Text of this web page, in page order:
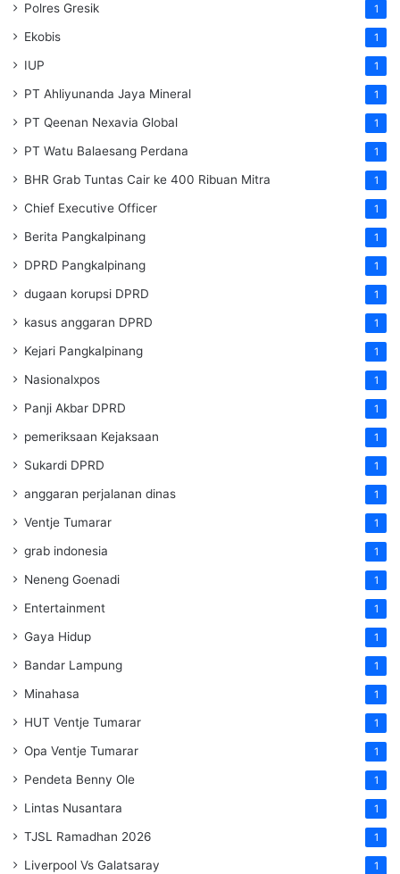
Polres Gresik 1
Ekobis 1
IUP 1
PT Ahliyunanda Jaya Mineral 1
PT Qeenan Nexavia Global 1
PT Watu Balaesang Perdana 1
BHR Grab Tuntas Cair ke 400 Ribuan Mitra 1
Chief Executive Officer 1
Berita Pangkalpinang 1
DPRD Pangkalpinang 1
dugaan korupsi DPRD 1
kasus anggaran DPRD 1
Kejari Pangkalpinang 1
Nasionalxpos 1
Panji Akbar DPRD 1
pemeriksaan Kejaksaan 1
Sukardi DPRD 1
anggaran perjalanan dinas 1
Ventje Tumarar 1
grab indonesia 1
Neneng Goenadi 1
Entertainment 1
Gaya Hidup 1
Bandar Lampung 1
Minahasa 1
HUT Ventje Tumarar 1
Opa Ventje Tumarar 1
Pendeta Benny Ole 1
Lintas Nusantara 1
TJSL Ramadhan 2026 1
Liverpool Vs Galatsaray 1